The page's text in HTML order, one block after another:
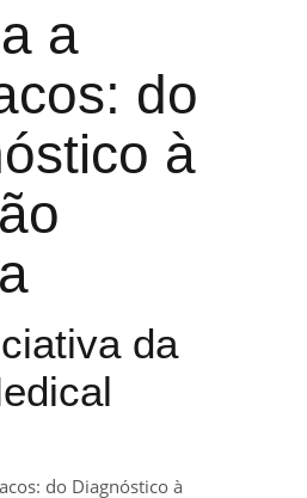
a
do
à
da